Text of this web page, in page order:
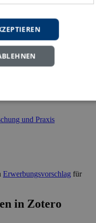
im Pflanzenschutz-,
auf die
und Praxis
Erwerbungsvorschlag für